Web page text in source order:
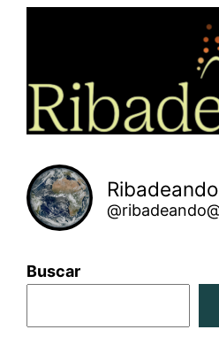
Ribadeando
Buscar